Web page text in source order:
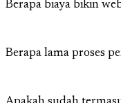
Berapa biaya bikin
Berapa lama proses